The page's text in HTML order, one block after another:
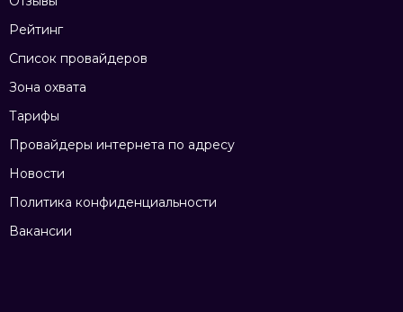
Рейтинг
Список провайдеров
Зона охвата
Тарифы
Провайдеры интернета по адресу
Новости
Политика конфиденциальности
Вакансии